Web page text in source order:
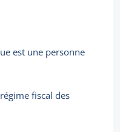
est une personne
fiscal des